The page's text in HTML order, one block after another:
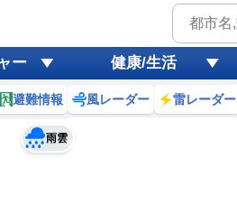
ー 健康/生活
避難情報 風レーダー 雷レーダー
雨雲
士コメント
台風